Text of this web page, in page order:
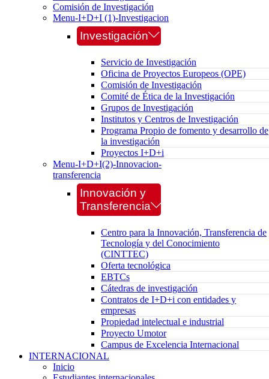
Comisión de Investigación
Menu-I+D+I (1)-Investigacion
Investigación
Servicio de Investigación
Oficina de Proyectos Europeos (OPE)
Comisión de Investigación
Comité de Ética de la Investigación
Grupos de Investigación
Institutos y Centros de Investigación
Programa Propio de fomento y desarrollo de
la investigación
Proyectos I+D+i
Menu-I+D+I(2)-Innovacion-
transferencia
Innovación y
Transferencia
Centro para la Innovación, Transferencia de
Tecnología y del Conocimiento
(CINTTEC)
Oferta tecnológica
EBTCs
Cátedras de investigación
Contratos de I+D+i con entidades y
empresas
Propiedad intelectual e industrial
Proyecto Umotor
Campus de Excelencia Internacional
INTERNACIONAL
Inicio